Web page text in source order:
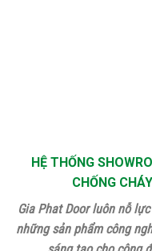
HỆ THỐNG
CHỐNG
Gia Phat Door luôn nỗ
những sản phẩm công